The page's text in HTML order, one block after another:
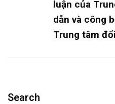
luận của
dẫn và công
Trung tâm
Search